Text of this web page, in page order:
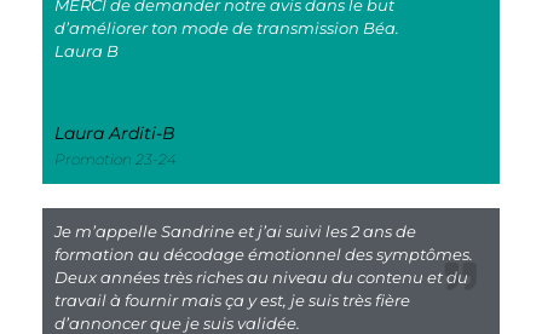
MERCI de demander notre avis dans le but
d’améliorer ton mode de transmission Béa.
Laura B
Laura Arditi-B
Promotion 23-24
Je m’appelle Sandrine et j’ai suivi les 2 ans de
formation au décodage émotionnel des symptômes.
Deux années très riches au niveau du contenu et du
travail à fournir mais ça y est, je suis très fière
d’annoncer que je suis validée.